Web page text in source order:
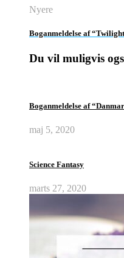
Nyere
Boganmeldelse af
Du vil muligvis
Boganmeldelse af
maj 5, 2020
Science Fantasy
marts 27, 2020